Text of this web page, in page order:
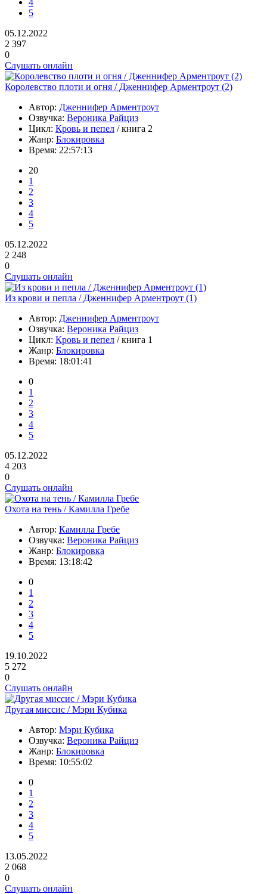
4
5
05.12.2022
2 397
0
Слушать онлайн
Королевство плоти и огня / Дженнифер Арментроут (2)
Автор: Дженнифер Арментроут
Озвучка: Вероника Райциз
Цикл: Кровь и пепел / книга 2
Жанр: Блокировка
Время: 22:57:13
20
1
2
3
4
5
05.12.2022
2 248
0
Слушать онлайн
Из крови и пепла / Дженнифер Арментроут (1)
Автор: Дженнифер Арментроут
Озвучка: Вероника Райциз
Цикл: Кровь и пепел / книга 1
Жанр: Блокировка
Время: 18:01:41
0
1
2
3
4
5
05.12.2022
4 203
0
Слушать онлайн
Охота на тень / Камилла Гребе
Автор: Камилла Гребе
Озвучка: Вероника Райциз
Жанр: Блокировка
Время: 13:18:42
0
1
2
3
4
5
19.10.2022
5 272
0
Слушать онлайн
Другая миссис / Мэри Кубика
Автор: Мэри Кубика
Озвучка: Вероника Райциз
Жанр: Блокировка
Время: 10:55:02
0
1
2
3
4
5
13.05.2022
2 068
0
Слушать онлайн